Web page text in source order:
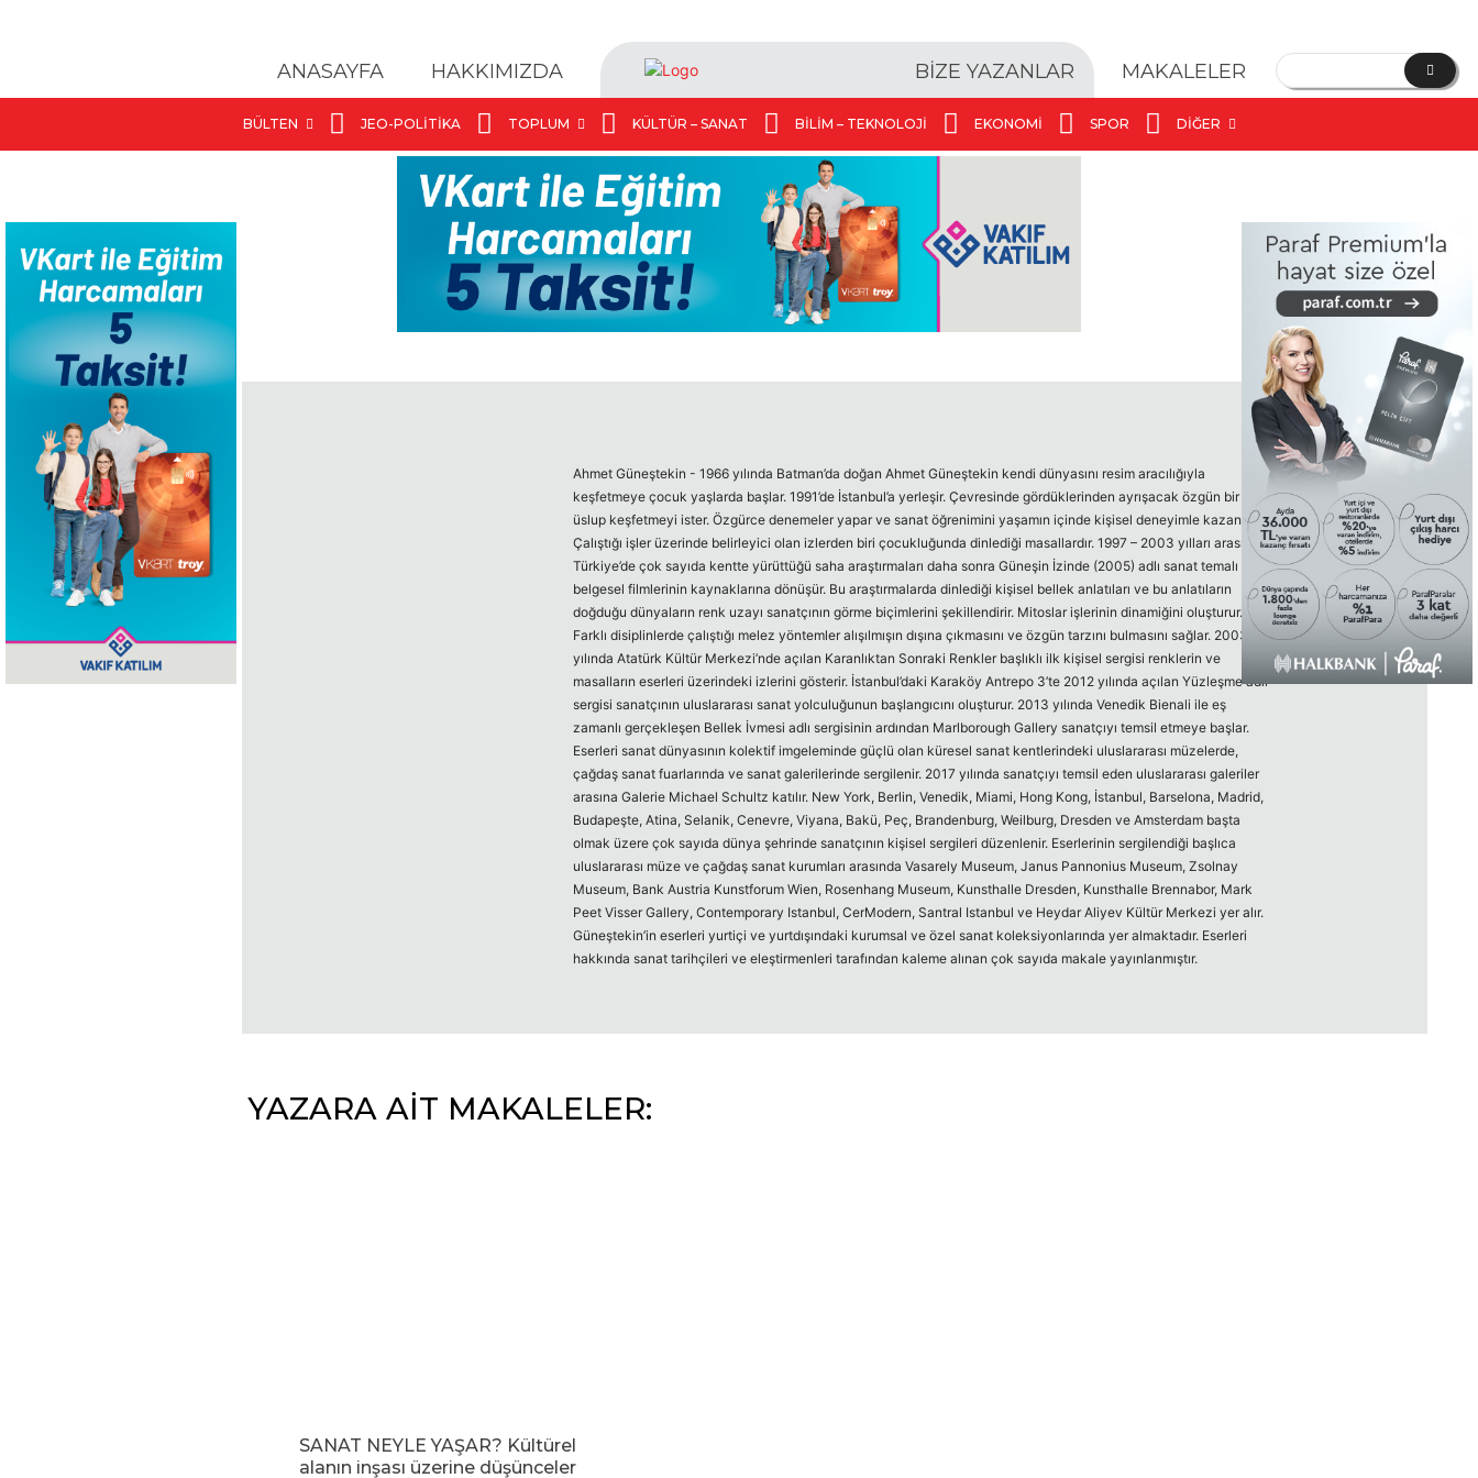
ANASAYFA HAKKIMIZDA BİZE YAZANLAR MAKALELER
BÜLTEN JEO-POLITIKA TOPLUM KÜLTÜR – SANAT BILIM – TEKNOLOJI EKONOMI SPOR DIĞER
Ahmet Güneştekin - 1966 yılında Batman’da doğan Ahmet Güneştekin kendi dünyasını resim aracılığıyla
keşfetmeye çocuk yaşlarda başlar. 1991’de İstanbul’a yerleşir. Çevresinde gördüklerinden ayrışacak özgün bir
üslup keşfetmeyi ister. Özgürce denemeler yapar ve sanat öğrenimini yaşamın içinde kişisel deneyimle kazanır.
Çalıştığı işler üzerinde belirleyici olan izlerden biri çocukluğunda dinlediği masallardır. 1997 – 2003 yılları arasında
Türkiye’de çok sayıda kentte yürüttüğü saha araştırmaları daha sonra Güneşin İzinde (2005) adlı sanat temalı
belgesel filmlerinin kaynaklarına dönüşür. Bu araştırmalarda dinlediği kişisel bellek anlatıları ve bu anlatıların
doğduğu dünyaların renk uzayı sanatçının görme biçimlerini şekillendirir. Mitoslar işlerinin dinamiğini oluşturur.
Farklı disiplinlerde çalıştığı melez yöntemler alışılmışın dışına çıkmasını ve özgün tarzını bulmasını sağlar. 2003
yılında Atatürk Kültür Merkezi’nde açılan Karanlıktan Sonraki Renkler başlıklı ilk kişisel sergisi renklerin ve
masalların eserleri üzerindeki izlerini gösterir. İstanbul’daki Karaköy Antrepo 3’te 2012 yılında açılan Yüzleşme adlı
sergisi sanatçının uluslararası sanat yolculuğunun başlangıcını oluşturur. 2013 yılında Venedik Bienali ile eş
zamanlı gerçekleşen Bellek İvmesi adlı sergisinin ardından Marlborough Gallery sanatçıyı temsil etmeye başlar.
Eserleri sanat dünyasının kolektif imgeleminde güçlü olan küresel sanat kentlerindeki uluslararası müzelerde,
çağdaş sanat fuarlarında ve sanat galerilerinde sergilenir. 2017 yılında sanatçıyı temsil eden uluslararası galeriler
arasına Galerie Michael Schultz katılır. New York, Berlin, Venedik, Miami, Hong Kong, İstanbul, Barselona, Madrid,
Budapeşte, Atina, Selanik, Cenevre, Viyana, Bakü, Peç, Brandenburg, Weilburg, Dresden ve Amsterdam başta
olmak üzere çok sayıda dünya şehrinde sanatçının kişisel sergileri düzenlenir. Eserlerinin sergilendiği başlıca
uluslararası müze ve çağdaş sanat kurumları arasında Vasarely Museum, Janus Pannonius Museum, Zsolnay
Museum, Bank Austria Kunstforum Wien, Rosenhang Museum, Kunsthalle Dresden, Kunsthalle Brennabor, Mark
Peet Visser Gallery, Contemporary Istanbul, CerModern, Santral Istanbul ve Heydar Aliyev Kültür Merkezi yer alır.
Güneştekin’in eserleri yurtiçi ve yurtdışındaki kurumsal ve özel sanat koleksiyonlarında yer almaktadır. Eserleri
hakkında sanat tarihçileri ve eleştirmenleri tarafından kaleme alınan çok sayıda makale yayınlanmıştır.
YAZARA AİT MAKALELER:
SANAT NEYLE YAŞAR? Kültürel
alanın inşası üzerine düşünceler